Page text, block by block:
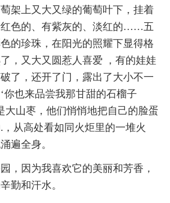
架上又大又绿的葡萄叶下，挂着
色的、有紫灰的、淡红的……五
的珍珠，在阳光的照耀下显得格
，又大又圆惹人喜爱 ，有的娃娃
了，还开了门，露出了大小不一
你也来品尝我那甘甜的石榴子
大山枣，他们悄悄地把自己的脸蛋
从高处看如同火炬里的一堆火
遍全身。
，因为我喜欢它的美丽和芳香，
勤和汗水。